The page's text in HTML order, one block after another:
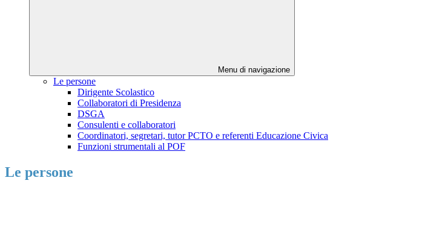
Menu di navigazione
Le persone
Dirigente Scolastico
Collaboratori di Presidenza
DSGA
Consulenti e collaboratori
Coordinatori, segretari, tutor PCTO e referenti Educazione Civica
Funzioni strumentali al POF
Le persone